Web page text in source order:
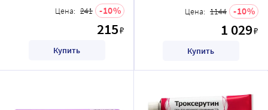
Цена: 241 10
215₽
Купить
Цена: 1144 10
1 029₽
Купить